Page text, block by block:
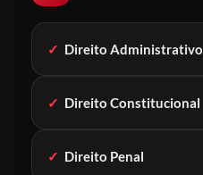
✓ Direito Administrativo
✓ Direito Constitucional
✓ Direito Penal